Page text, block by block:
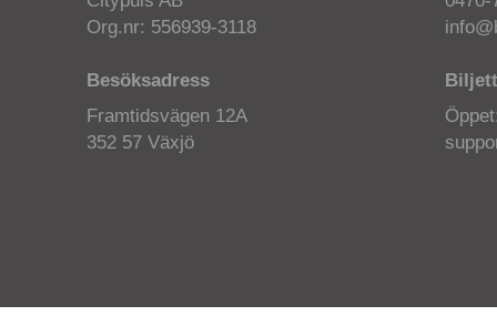
Org.nr: 556939-3118
Besöksadress
Framtidsvägen 12A
352 57 Växjö